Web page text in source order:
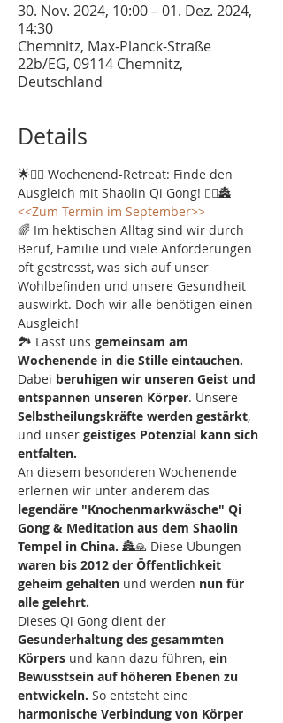
30. Nov. 2024, 10:00 – 01. Dez. 2024,
14:30
Chemnitz, Max-Planck-Straße
22b/EG, 09114 Chemnitz,
Deutschland
Details
🌟💆‍♀️ Wochenend-Retreat: Finde den
Ausgleich mit Shaolin Qi Gong! 🧘‍♂️🏯
<<Zum Termin im September>>
🌈 Im hektischen Alltag sind wir durch
Beruf, Familie und viele Anforderungen
oft gestresst, was sich auf unser
Wohlbefinden und unsere Gesundheit
auswirkt. Doch wir alle benötigen einen
Ausgleich!
🏞️ Lasst uns gemeinsam am
Wochenende in die Stille eintauchen.
Dabei beruhigen wir unseren Geist und
entspannen unseren Körper. Unsere
Selbstheilungskräfte werden gestärkt,
und unser geistiges Potenzial kann sich
entfalten.
An diesem besonderen Wochenende
erlernen wir unter anderem das
legendäre "Knochenmarkwäsche" Qi
Gong & Meditation aus dem Shaolin
Tempel in China. 🏯🙏 Diese Übungen
waren bis 2012 der Öffentlichkeit
geheim gehalten und werden nun für
alle gelehrt.
Dieses Qi Gong dient der
Gesunderhaltung des gesammten
Körpers und kann dazu führen, ein
Bewusstsein auf höheren Ebenen zu
entwickeln. So entsteht eine
harmonische Verbindung von Körper